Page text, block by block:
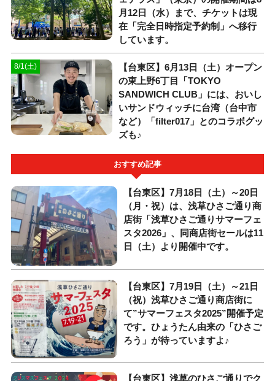
月12日（水）まで、チケットは現
在「完全日時指定予約制」へ移行
しています。
8/1(土)
【台東区】6月13日（土）オープン
の東上野6丁目「TOKYO
SANDWICH CLUB」には、おいし
いサンドウィッチに台湾（台中市
など）「filter017」とのコラボグッ
ズも♪
おすすめ記事
【台東区】7月18日（土）～20日
（月・祝）は、浅草ひさご通り商
店街「浅草ひさご通りサマーフェ
スタ2026」、同商店街セールは11
日（土）より開催中です。
【台東区】7月19日（土）～21日
（祝）浅草ひさご通り商店街に
て”サマーフェスタ2025”開催予定
です。ひょうたん由来の「ひさご
ろう」が待っていますよ♪
【台東区】浅草のひさご通りでク